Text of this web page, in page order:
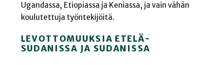
Ugandassa, Etiopiassa ja Keniassa, ja vain vähän
koulutettuja työntekijöitä.
LEVOTTOMUUKSIA ETELÄ-
SUDANISSA JA SUDANISSA